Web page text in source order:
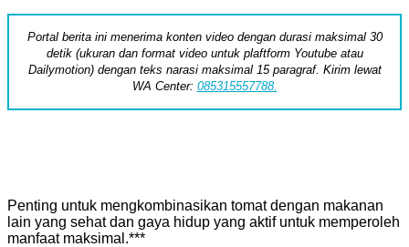
Portal berita ini menerima konten video dengan durasi maksimal 30
detik (ukuran dan format video untuk plaftform Youtube atau
Dailymotion) dengan teks narasi maksimal 15 paragraf. Kirim lewat
WA Center: 085315557788.
Penting untuk mengkombinasikan tomat dengan makanan
lain yang sehat dan gaya hidup yang aktif untuk memperoleh
manfaat maksimal.***